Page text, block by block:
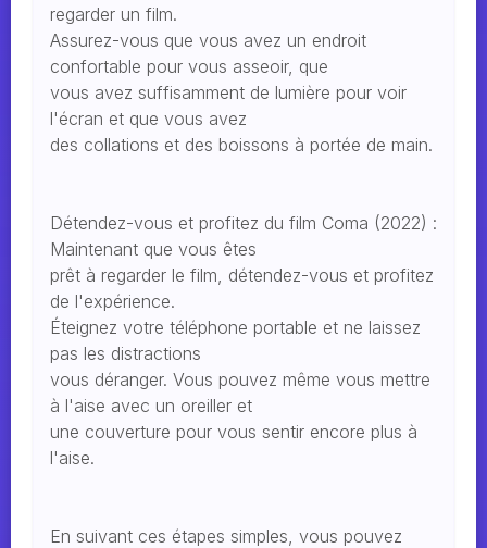
regarder un film.
Assurez-vous que vous avez un endroit
confortable pour vous asseoir, que
vous avez suffisamment de lumière pour voir
l'écran et que vous avez
des collations et des boissons à portée de main.
Détendez-vous et profitez du film Coma (2022) :
Maintenant que vous êtes
prêt à regarder le film, détendez-vous et profitez
de l'expérience.
Éteignez votre téléphone portable et ne laissez
pas les distractions
vous déranger. Vous pouvez même vous mettre
à l'aise avec un oreiller et
une couverture pour vous sentir encore plus à
l'aise.
En suivant ces étapes simples, vous pouvez